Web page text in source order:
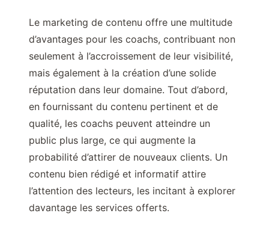
Le marketing de contenu offre une multitude
d’avantages pour les coachs, contribuant non
seulement à l’accroissement de leur visibilité,
mais également à la création d’une solide
réputation dans leur domaine. Tout d’abord,
en fournissant du contenu pertinent et de
qualité, les coachs peuvent atteindre un
public plus large, ce qui augmente la
probabilité d’attirer de nouveaux clients. Un
contenu bien rédigé et informatif attire
l’attention des lecteurs, les incitant à explorer
davantage les services offerts.